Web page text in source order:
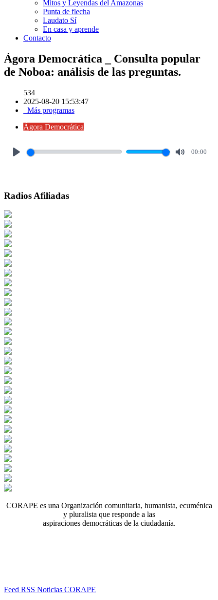
Mitos y Leyendas del Amazonas
Punta de flecha
Laudato Sí
En casa y aprende
Contacto
Ágora Democrática _ Consulta popular
de Noboa: análisis de las preguntas.
534
2025-08-20 15:53:47
Más programas
Ágora Democrática
00:00
Radios Afiliadas
CORAPE es una Organización comunitaria, humanista, ecuménica
y pluralista que responde a las
aspiraciones democráticas de la ciudadanía.
Feed RSS Noticias CORAPE